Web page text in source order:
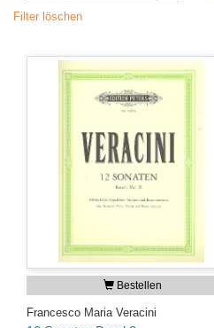
Filter löschen
Bestellen
Francesco Maria Veracini